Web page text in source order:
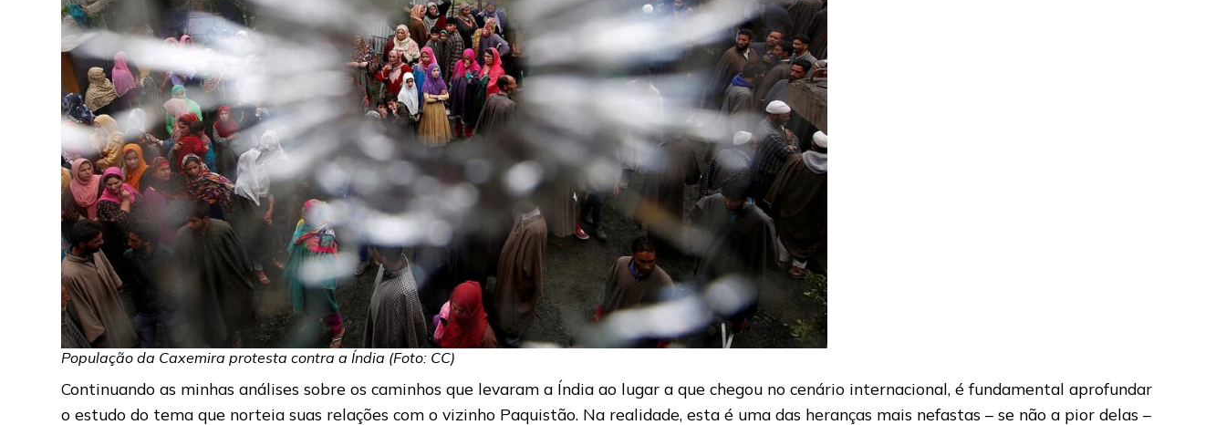
População da Caxemira protesta contra a Índia (Foto: CC)
Continuando as minhas análises sobre os caminhos que levaram a Índia ao lugar a que chegou no cenário internacional, é fundamental aprofundar
o estudo do tema que norteia suas relações com o vizinho Paquistão. Na realidade, esta é uma das heranças mais nefastas – se não a pior delas –